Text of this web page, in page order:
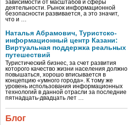
зависимости от масштабов и сферы
деятельности. Рынок информационной
безопасности развивается, а это значит,
что и …
Наталья Абрамович, Туристско-
информационный центр Казани:
Виртуальная поддержка реальных
путешествий
Туристический бизнес, за счет развития
которого качество жизни населения должно
повышаться, хорошо вписывается в
концепцию «умного города». К тому же
уровень использования информационных
технологий в данной отрасли за последние
пятнадцать-двадцать лет …
Блог